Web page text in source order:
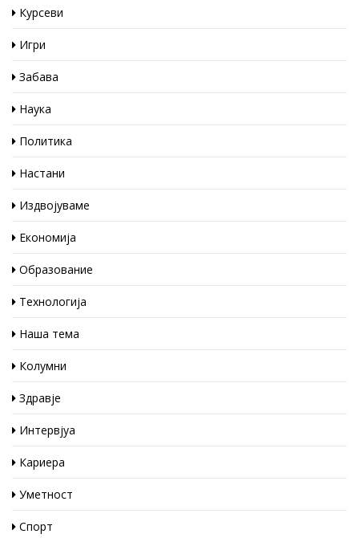
Курсеви
Игри
Забава
Наука
Политика
Настани
Издвојуваме
Економија
Образование
Технологија
Наша тема
Колумни
Здравје
Интервјуа
Кариера
Уметност
Спорт